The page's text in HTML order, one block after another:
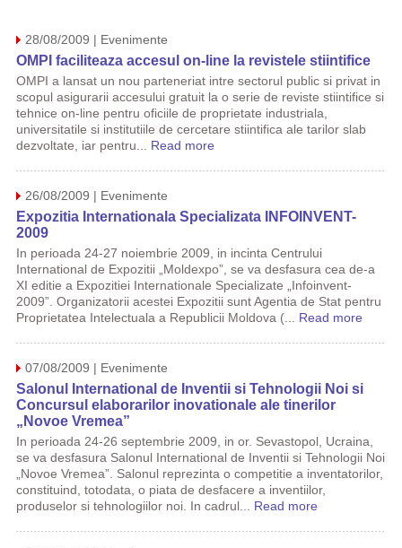
28/08/2009 | Evenimente
OMPI faciliteaza accesul on-line la revistele stiintifice
OMPI a lansat un nou parteneriat intre sectorul public si privat in
scopul asigurarii accesului gratuit la o serie de reviste stiintifice si
tehnice on-line pentru oficiile de proprietate industriala,
universitatile si institutiile de cercetare stiintifica ale tarilor slab
dezvoltate, iar pentru... Read more
26/08/2009 | Evenimente
Expozitia Internationala Specializata INFOINVENT-
2009
In perioada 24-27 noiembrie 2009, in incinta Centrului
International de Expozitii „Moldexpo”, se va desfasura cea de-a
XI editie a Expozitiei Internationale Specializate „Infoinvent-
2009”. Organizatorii acestei Expozitii sunt Agentia de Stat pentru
Proprietatea Intelectuala a Republicii Moldova (... Read more
07/08/2009 | Evenimente
Salonul International de Inventii si Tehnologii Noi si
Concursul elaborarilor inovationale ale tinerilor
„Novoe Vremea”
In perioada 24-26 septembrie 2009, in or. Sevastopol, Ucraina,
se va desfasura Salonul International de Inventii si Tehnologii Noi
„Novoe Vremea”. Salonul reprezinta o competitie a inventatorilor,
constituind, totodata, o piata de desfacere a inventiilor,
produselor si tehnologiilor noi. In cadrul... Read more